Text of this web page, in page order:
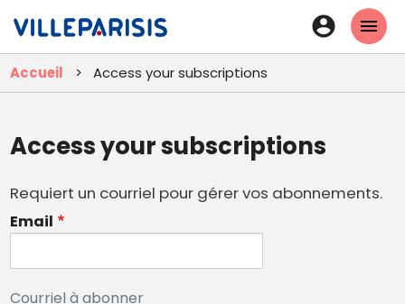
contenu
principal
En-
tête
-
Accueil Access your subscriptions
Access your subscriptions
Requiert un courriel pour gérer vos abonnements.
Email
Courriel à abonner